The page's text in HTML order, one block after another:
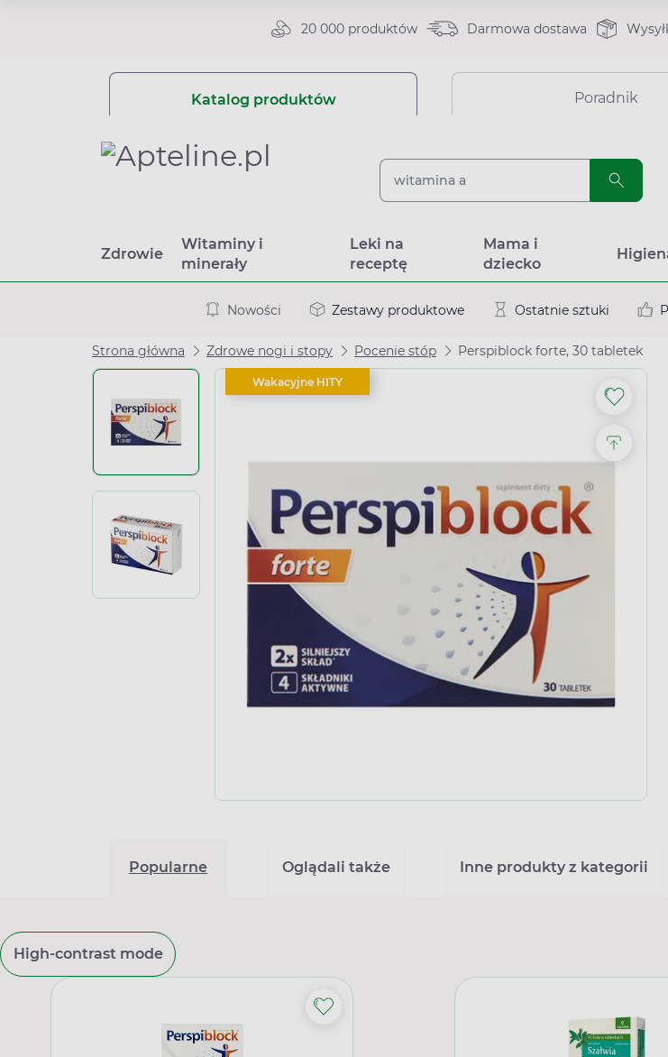
20 000 produktów Darmowa dostawa
Katalog produktów Poradnik
Zdrowie
Witaminy i
minerały
Leki na
receptę
Mama i
dziecko
Nowości Zestawy produktowe Ostatnie sztuki
Strona główna Zdrowe nogi i stopy Pocenie stóp Perspiblock forte, 30 tabletek
Wakacyjne HITY
Popularne Oglądali także Inne produkty z kategorii
High-contrast mode